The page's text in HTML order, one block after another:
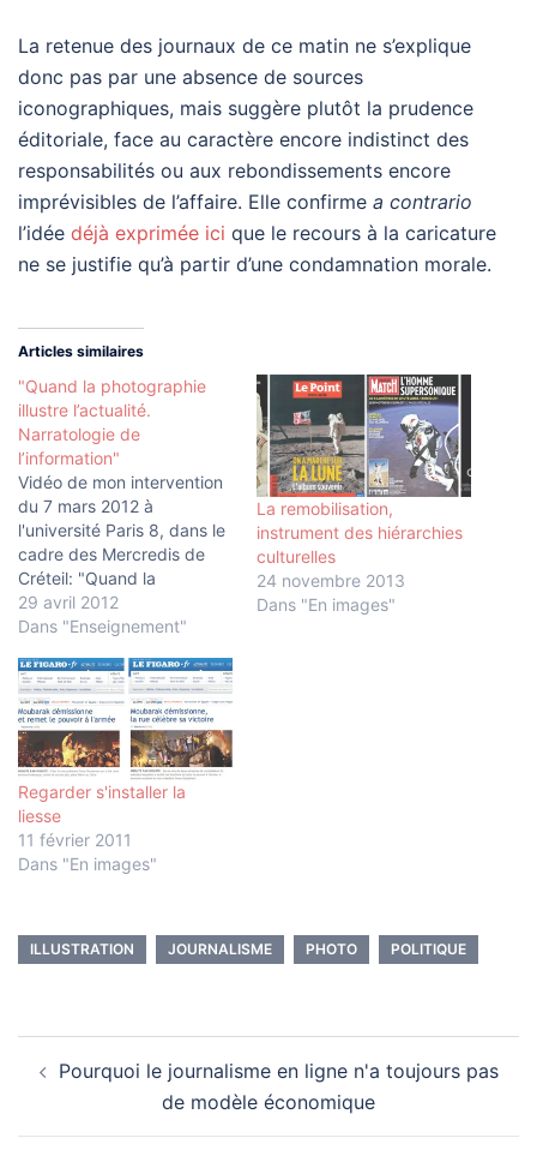
La retenue des journaux de ce matin ne s’explique
donc pas par une absence de sources
iconographiques, mais suggère plutôt la prudence
éditoriale, face au caractère encore indistinct des
responsabilités ou aux rebondissements encore
imprévisibles de l’affaire. Elle confirme a contrario
l’idée déjà exprimée ici que le recours à la caricature
ne se justifie qu’à partir d’une condamnation morale.
Articles similaires
"Quand la photographie
illustre l’actualité.
Narratologie de
l’information"
Vidéo de mon intervention
du 7 mars 2012 à
l'université Paris 8, dans le
cadre des Mercredis de
Créteil: "Quand la
photographie illustre
l’actualité. Narratologie de
réalisation: Didier Delattre,
Richard Vening, CRDP,
académie de Créteil).
Résumé: Célébrées par
des prix, exposées au
musée, qualifiées
d'"icônes", les meilleures
images…
29 avril 2012
Dans "Enseignement"
La remobilisation,
instrument des hiérarchies
culturelles
24 novembre 2013
Dans "En images"
Regarder s'installer la
liesse
11 février 2011
Dans "En images"
ILLUSTRATION JOURNALISME PHOTO POLITIQUE
d’article
Pourquoi le journalisme en ligne n'a toujours pas
de modèle économique